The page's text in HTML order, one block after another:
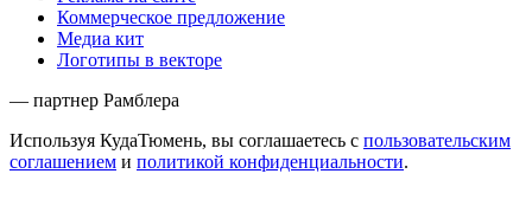
Коммерческое предложение
Медиа кит
Логотипы в векторе
— партнер Рамблера
Используя КудаТюмень, вы соглашаетесь с пользовательским
соглашением и политикой конфиденциальности.